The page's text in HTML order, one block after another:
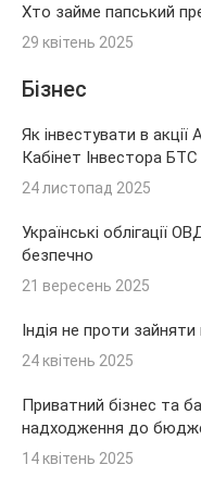
Хто займе папський
29 квітень 2025
Бізнес
Як інвестувати в акції
Кабінет Інвестора
24 листопад 2025
Українські облігації
безпечно
21 вересень 2025
Індія не проти
24 квітень 2025
Приватний бізнес та
надходження до
14 квітень 2025